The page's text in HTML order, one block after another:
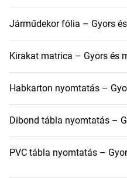
Járműdekor fólia – Gyors
Kirakat matrica – Gyors és
Habkarton nyomtatás –
Dibond tábla nyomtatás –
PVC tábla nyomtatás –